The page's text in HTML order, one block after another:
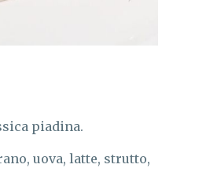
piadina.
uova, latte, strutto,